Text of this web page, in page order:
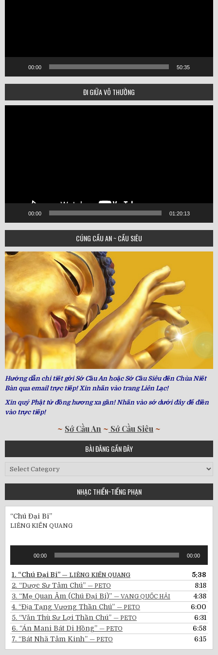
00:00 50:35
ĐI GIỮA VÔ THƯỜNG
00:00 01:20:13
CÚNG CẦU AN ~ CẦU SIÊU
Hướng dẫn chi tiết gởi Sớ Cầu An hoặc Sớ Cầu Siêu đến Chùa Niết
Bàn qua email trực tiếp! Xin nhấn vào trang Liên Lạc!
Xin quý Phật tử đồng hương xa gần! Nhấn vào sớ dưới đây để điền
vào trực tiếp!
~ Sớ Cầu An ~ Sớ Cầu Siêu ~
BÀI ĐĂNG GẦN ĐÂY
Bài
Gần
NHẠC THIỀN~TIẾNG PHẠN
“Chú Đại Bi”
LIÊNG KIẾN QUANG
00:00 00:00
1. “Chú Đại Bi” — LIÊNG KIẾN QUANG
5:38
2. “Dược Sư Tâm Chú” — PETO
8:18
3. “Mẹ Quan Âm (Chú Đại Bi)” — VANG QUỐC HẢI
4:38
4. “Địa Tạng Vương Thần Chú” — PETO
6:00
5. “Văn Thù Sư Lợi Thần Chú” — PETO
6:31
6. “Án Mani Bát Di Hồng” — PETO
6:58
7. “Bát Nhã Tâm Kinh” — PETO 6:15